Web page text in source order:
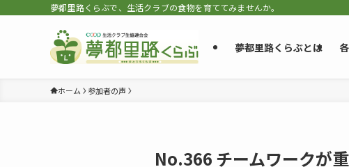
夢都里路くらぶで、生活クラブの食物を育ててみませんか。
夢都里路くらぶとは
ホーム 参加者の声
No.366 チームワークが